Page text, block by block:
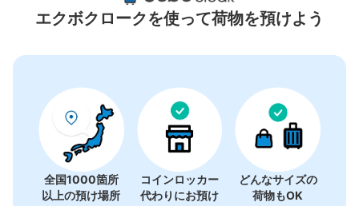
すめコインロッカー
エクボクロークを使って荷物を預けよう
全国1000箇所
以上の預け場所
コインロッカー
代わりにお預け
どんなサイズの
荷物もOK